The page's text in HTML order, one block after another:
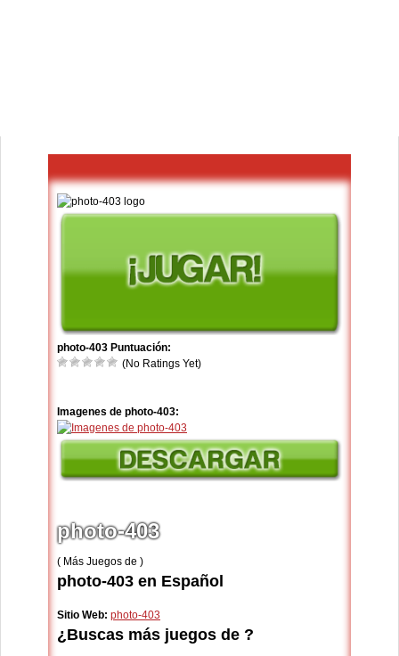
photo-403 Puntuación:
(No Ratings Yet)
Imagenes de photo-403:
photo-403
( Más Juegos de )
photo-403 en Español
Sitio Web: photo-403
¿Buscas más juegos de ?